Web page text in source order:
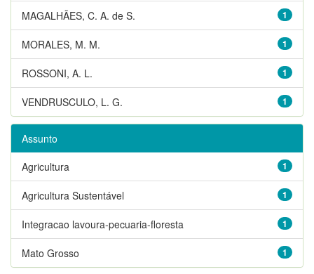
1
MAGALHÃES, C. A. de S.
1
MORALES, M. M.
1
ROSSONI, A. L.
1
VENDRUSCULO, L. G.
Assunto
1
Agricultura
1
Agricultura Sustentável
1
Integracao lavoura-pecuaria-floresta
1
Mato Grosso